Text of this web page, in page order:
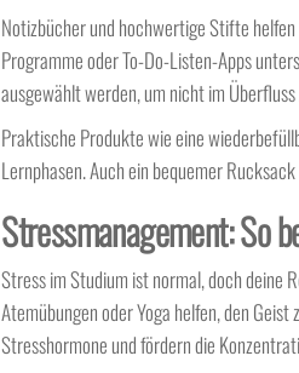
Notizbücher und hochwertige Stifte
Programme oder To-Do-Listen-Apps
ausgewählt werden, um nicht im
Praktische Produkte wie eine
Lernphasen. Auch ein bequemer
Stressmanagement: So
Stress im Studium ist normal, doch deine
Atemübungen oder Yoga helfen, den
Stresshormone und fördern die